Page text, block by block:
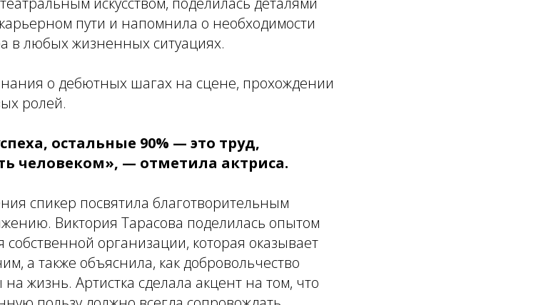
пути и напомнила о необходимости
в любых жизненных ситуациях.
о дебютных шагах на сцене, прохождении
ролей.
остальные 90% — это труд,
человеком», — отметила актриса.
спикер посвятила благотворительным
Виктория Тарасова поделилась опытом
организации, которая оказывает
а также объяснила, как добровольчество
жизнь. Артистка сделала акцент на том, что